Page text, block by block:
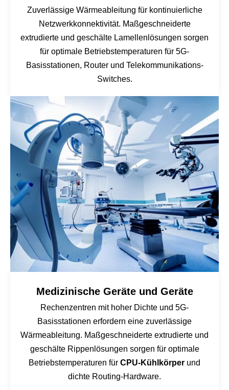
Zuverlässige Wärmeableitung für kontinuierliche
Netzwerkkonnektivität. Maßgeschneiderte
extrudierte und geschälte Lamellenlösungen sorgen
für optimale Betriebstemperaturen für 5G-
Basisstationen, Router und Telekommunikations-
Switches.
Medizinische Geräte und Geräte
Rechenzentren mit hoher Dichte und 5G-
Basisstationen erfordern eine zuverlässige
Wärmeableitung. Maßgeschneiderte extrudierte und
geschälte Rippenlösungen sorgen für optimale
Betriebstemperaturen für CPU-Kühlkörper und
dichte Routing-Hardware.